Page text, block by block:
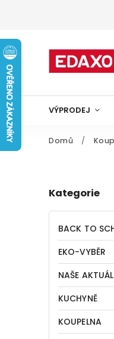
VÝPRODEJ
Domů /
Kategorie
BACK TO
EKO-VYBĚR
NAŠE
KUCHYNĚ
KOUPELNA